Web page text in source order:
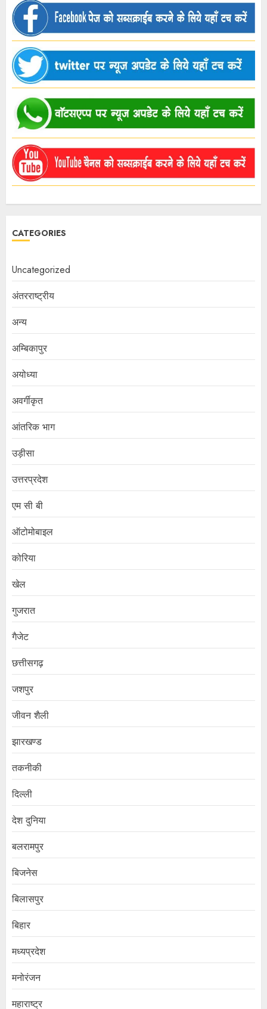
CATEGORIES
Uncategorized
अंतरराष्ट्रीय
अन्य
अम्बिकापुर
अयोध्या
अवर्गीकृत
आंतरिक भाग
उड़ीसा
उत्तरप्रदेश
एम सी बी
ऑटोमोबाइल
कोरिया
खेल
गुजरात
गैजेट
छत्तीसगढ़
जशपुर
जीवन शैली
झारखण्ड
तकनीकी
दिल्ली
देश दुनिया
बलरामपुर
बिजनेस
बिलासपुर
बिहार
मध्यप्रदेश
मनोरंजन
महाराष्ट्र